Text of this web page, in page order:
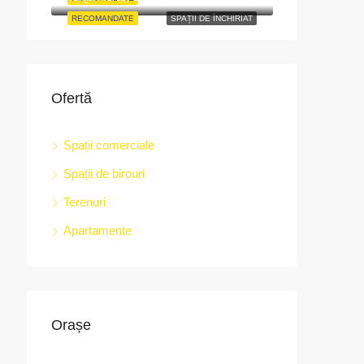
SPAȚII DE ÎNCHIRIAT
RECOMANDATE
Ofertă
Spații comerciale
Spații de birouri
Terenuri
Apartamente
Orașe